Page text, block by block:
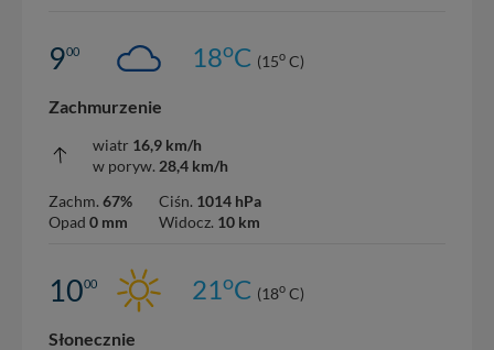
900 18oC (15o C)
Zachmurzenie
wiatr 16,9 km/h
w poryw. 28,4 km/h
Zachm. 67%
Opad 0 mm
Ciśn. 1014 hPa
Widocz. 10 km
1000 21oC (18o C)
Słonecznie